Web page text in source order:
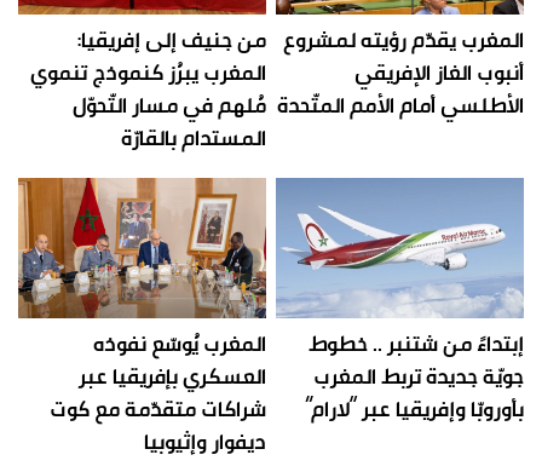
المغرب يقدّم رؤيته لمشروع
أنبوب الغاز الإفريقي
الأطلسي أمام الأمم المتّحدة
من جنيف إلى إفريقيا:
المغرب يبرُز كنموذج تنموي
مُلهم في مسار التّحوّل
المستدام بالقارّة
إبتداءً من شتنبر .. خطوط
جويّة جديدة تربط المغرب
بأوروبّا وإفريقيا عبر “لارام”
المغرب يُوسّع نفوذه
العسكري بإفريقيا عبر
شراكات متقدّمة مع كوت
ديفوار وإثيوبيا